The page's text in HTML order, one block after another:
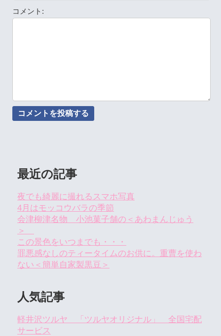
コメント:
最近の記事
夜でも綺麗に撮れるスマホ写真
4月はモッコウバラの季節
会津柳津名物 小池菓子舗の＜あわまんじゅう
＞
この景色をいつまでも・・・
罪悪感なしのティータイムのお供に。重曹を使わ
ない＜簡単自家製黒豆＞
人気記事
軽井沢ツルヤ 「ツルヤオリジナル」 全国宅配
サービス